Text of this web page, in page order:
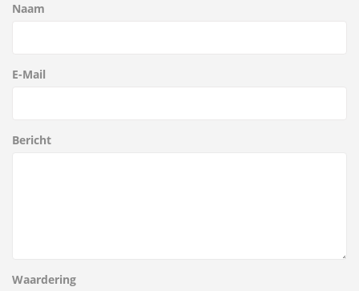
Naam
E-Mail
Bericht
Waardering